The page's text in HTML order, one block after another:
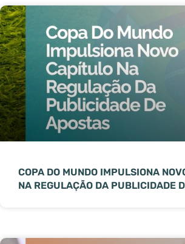
COPA DO MUNDO IMPULSIONA
NA REGULAÇÃO DA PUBLICIDADE